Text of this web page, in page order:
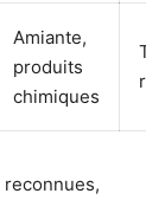
Amiante,
produits
chimiques